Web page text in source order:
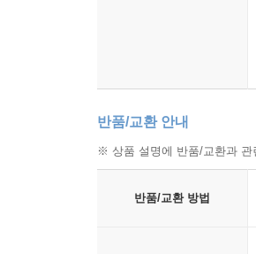
반품/교환 안내
※ 상품 설명에 반품/교환과 관
반품/교환 방법